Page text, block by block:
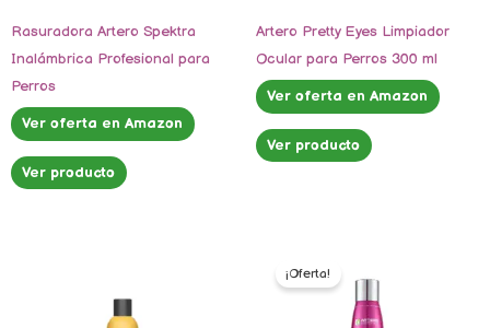
Rasuradora Artero Spektra
Inalámbrica Profesional para
Perros
Ver oferta en Amazon
Ver producto
Artero Pretty Eyes Limpiador
Ocular para Perros 300 ml
Ver oferta en Amazon
Ver producto
¡Oferta!
precio
original
$897.00.
actual
es:
$749.00.